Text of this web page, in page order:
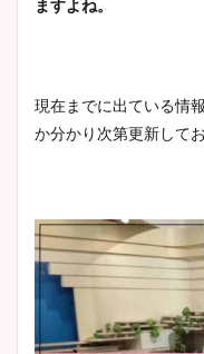
ますよね。
現在までに出ている情
か分かり次第更新して